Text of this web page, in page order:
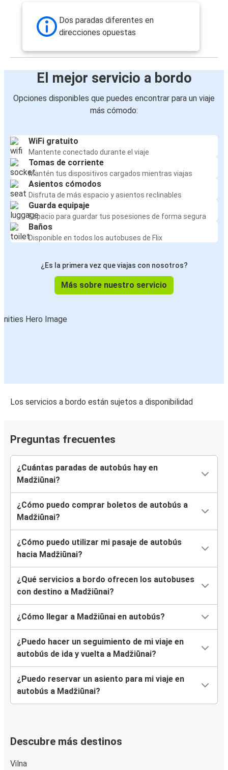
Dos paradas diferentes en
direcciones opuestas
El mejor servicio a bordo
Opciones disponibles que puedes encontrar para un viaje
más cómodo:
WiFi gratuito
Mantente conectado durante el viaje
Tomas de corriente
Mantén tus dispositivos cargados mientras viajas
Asientos cómodos
Disfruta de más espacio y asientos reclinables
Guarda equipaje
Espacio para guardar tus posesiones de forma segura
Baños
Disponible en todos los autobuses de Flix
¿Es la primera vez que viajas con nosotros?
Más sobre nuestro servicio
Los servicios a bordo están sujetos a disponibilidad
Preguntas frecuentes
¿Cuántas paradas de autobús hay en
Madžiūnai?
¿Cómo puedo comprar boletos de autobús a
Madžiūnai?
¿Cómo puedo utilizar mi pasaje de autobús
hacia Madžiūnai?
¿Qué servicios a bordo ofrecen los autobuses
con destino a Madžiūnai?
¿Cómo llegar a Madžiūnai en autobús?
¿Puedo hacer un seguimiento de mi viaje en
autobús de ida y vuelta a Madžiūnai?
¿Puedo reservar un asiento para mi viaje en
autobús a Madžiūnai?
Descubre más destinos
Vilna